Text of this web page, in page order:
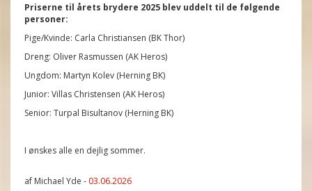
Priserne til årets brydere 2025 blev uddelt til de følgende
personer:
Pige/Kvinde: Carla Christiansen (BK Thor)
Dreng: Oliver Rasmussen (AK Heros)
Ungdom: Martyn Kolev (Herning BK)
Junior: Villas Christensen (AK Heros)
Senior: Turpal Bisultanov (Herning BK)
I ønskes alle en dejlig sommer.
af Michael Yde - 03.06.2026